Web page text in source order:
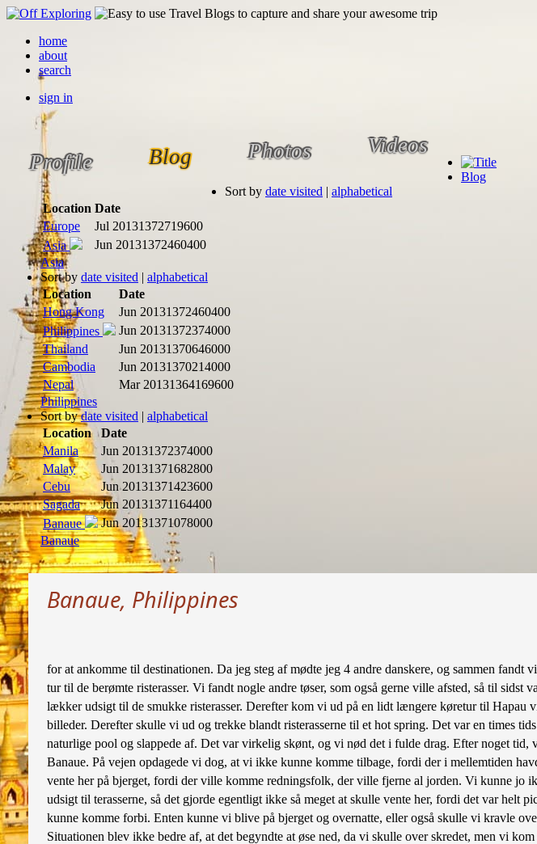
home
about
search
sign in
Profile Blog Photos Videos
Blog
Sort by date visited | alphabetical
Location Date
Europe
Jul 20131372719600
Asia
Jun 20131372460400
Asia
Sort by date visited | alphabetical
Location
Date
Hong Kong
Jun 20131372460400
Philippines
Jun 20131372374000
Thailand
Jun 20131370646000
Cambodia
Jun 20131370214000
Nepal
Mar 20131364169600
Philippines
Sort bydate visited | alphabetical
Location
Date
Manila
Jun 20131372374000
Malay
Jun 20131371682800
Cebu
Jun 20131371423600
Sagada
Jun 20131371164400
Banaue
Jun 20131371078000
Banaue
Banaue, Philippines
for at ankomme til destinationen. Da jeg steg af mødte jeg 4 andre danskere, og sammen
tur til de berømte risterasser. Vi fandt nogle andre tøser, som også gerne ville afsted, så til
lækker udsigt til de smukke risterasser. Derefter kom vi ud på en lidt længere køretur til Hapau
billeder. Derefter skulle vi ud og trekke blandt risterasserne til et hot spring. Det var en times
naturlige pool og slappede af. Det var virkelig skønt, og vi nød det i fulde drag. Efter noget
Banaue. På vejen opdagede vi dog, at vi ikke kunne komme tilbage, fordi der i mellemtiden
vente her på bjerget, fordi der ville komme redningsfolk, der ville fjerne al jorden. Vi kunne jo
udsigt til terasserne, så det gjorde egentligt ikke så meget at skulle vente her, fordi det var
kunne komme forbi. Enten kunne vi blive på bjerget og overnatte, eller også skulle vi kravle
Situationen blev ikke bedre af, at det begyndte at øse ned, da vi skulle over skredet, men vi